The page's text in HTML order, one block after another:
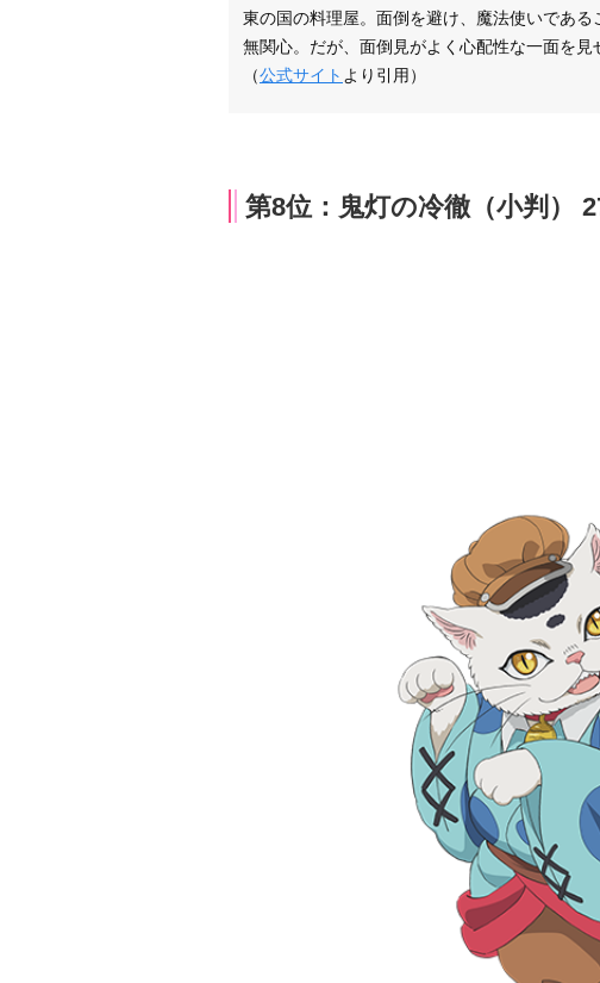
東の国の料理屋。面倒を避け、魔法使いであ
無関心。だが、面倒見がよく心配性な一面を見
（公式サイト より引用）
第8位：鬼灯の冷徹（小判）